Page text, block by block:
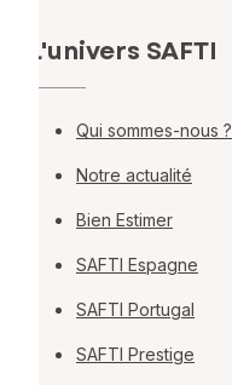
L'univers SAFTI
Qui sommes-nous ?
Notre actualité
Bien Estimer
SAFTI Espagne
SAFTI Portugal
SAFTI Prestige